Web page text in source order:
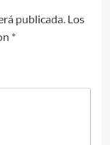
publicada. Los
*